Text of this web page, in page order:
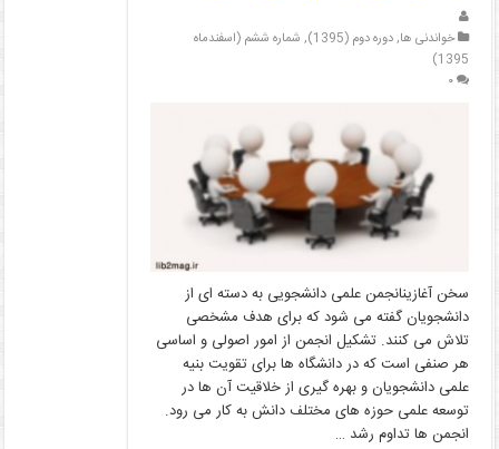
خواندنی ها,دوره دوم (1395) , شماره ششم (اسفندماه
1395)
۰
سخن آغازینانجمن علمی دانشجویی به دسته ­ای از
دانشجویان گفته می­ شود که برای هدف مشخصی
تلاش می­ کنند. تشکیل انجمن از امور اصولی و اساسی
هر صنفی است که در دانشگاه­ ها برای تقویت بنیه
علمی دانشجویان و بهره ­گیری از خلاقیت آن­ ها در
توسعه علمی حوزه­ های مختلف دانش به کار می­ رود.
انجمن­ ها تداوم رشد …